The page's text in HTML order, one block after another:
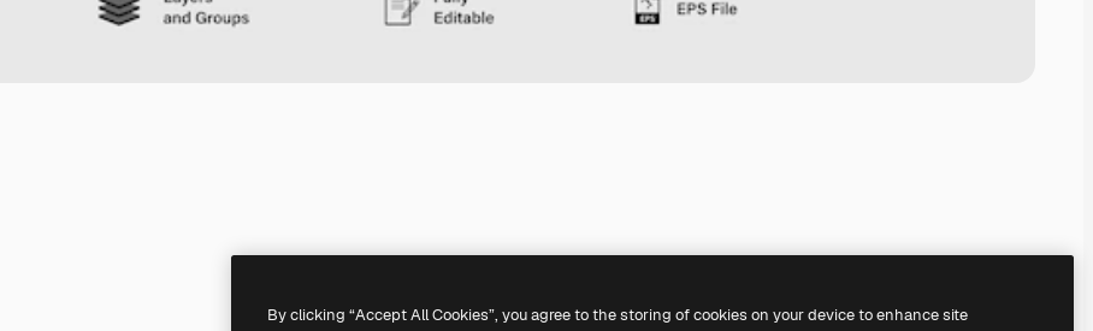
By clicking “Accept All Cookies”, you agree to the storing of cookies on your device to enhance site